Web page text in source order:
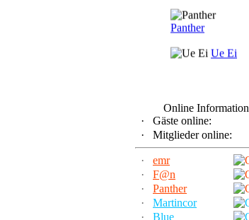
Panther
Ue Ei
Online Information
·
Gäste online:
·
Mitglieder online:
·
emr
·
F@n
·
Panther
·
Martincor
·
Blue